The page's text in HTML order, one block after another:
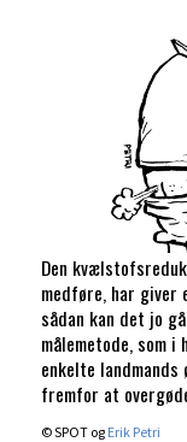
Den
medføre, har giver
sådan kan det jo
målemetode, som
enkelte
fremfor at
© SPOT og Erik Petri